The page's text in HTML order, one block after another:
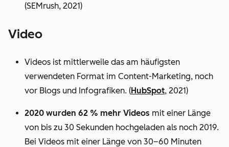
(SEMrush, 2021)
Video
Videos ist mittlerweile das am häufigsten
verwendeten Format im Content-Marketing, noch
vor Blogs und Infografiken. (HubSpot, 2021)
2020 wurden 62 % mehr Videos mit einer Länge
von bis zu 30 Sekunden hochgeladen als noch 2019.
Bei Videos mit einer Länge von 30–60 Minuten